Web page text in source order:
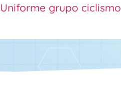
Uniforme grupo ciclismo